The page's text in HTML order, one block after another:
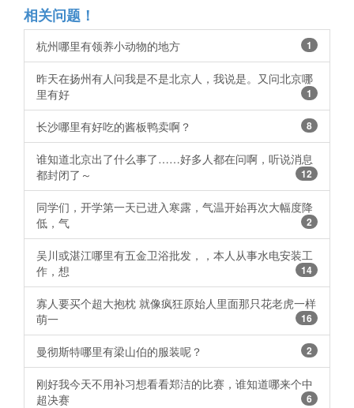
相关问题！
杭州哪里有领养小动物的地方 1
昨天在扬州有人问我是不是北京人，我说是。又问北京哪
里有好
1
长沙哪里有好吃的酱板鸭卖啊？ 8
谁知道北京出了什么事了……好多人都在问啊，听说消息
都封闭了～
12
同学们，开学第一天已进入寒露，气温开始再次大幅度降
低，气
2
吴川或湛江哪里有五金卫浴批发，，本人从事水电安装工
作，想
14
寡人要买个超大抱枕 就像疯狂原始人里面那只花老虎一样
萌一
16
曼彻斯特哪里有梁山伯的服装呢？ 2
刚好我今天不用补习想看看郑洁的比赛，谁知道哪来个中
超决赛
6